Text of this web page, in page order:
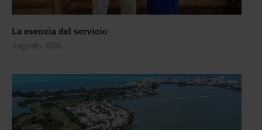
La esencia del servicio
4 agosto, 2026